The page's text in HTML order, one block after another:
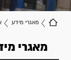
מאגרי מידע
מאגרי